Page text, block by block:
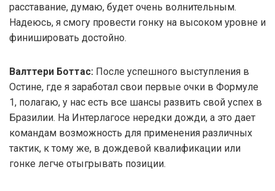
расставание, думаю, будет очень волнительным.
Надеюсь, я смогу провести гонку на высоком уровне и
финишировать достойно.
Валттери Боттас: После успешного выступления в
Остине, где я заработал свои первые очки в Формуле
1, полагаю, у нас есть все шансы развить свой успех в
Бразилии. На Интерлагосе нередки дожди, а это дает
командам возможность для применения различных
тактик, к тому же, в дождевой квалификации или
гонке легче отыгрывать позиции.